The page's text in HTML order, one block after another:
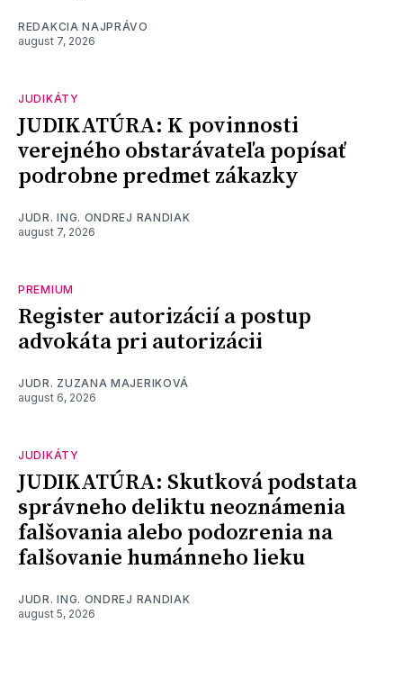
REDAKCIA NAJPRÁVO
august 7, 2026
JUDIKÁTY
JUDIKATÚRA: K povinnosti
verejného obstarávateľa popísať
podrobne predmet zákazky
JUDR. ING. ONDREJ RANDIAK
august 7, 2026
PREMIUM
Register autorizácií a postup
advokáta pri autorizácii
JUDR. ZUZANA MAJERIKOVÁ
august 6, 2026
JUDIKÁTY
JUDIKATÚRA: Skutková podstata
správneho deliktu neoznámenia
falšovania alebo podozrenia na
falšovanie humánneho lieku
JUDR. ING. ONDREJ RANDIAK
august 5, 2026